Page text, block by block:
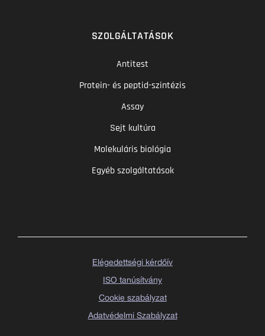
SZOLGÁLTATÁSOK
Antitest
Protein- és peptid-szintézis
Assay
Sejt kultúra
Molekuláris biológia
Egyéb szolgáltatások
Elégedettségi kérdőív
ISO tanúsítvány
Cookie szabályzat
Adatvédelmi Szabályzat